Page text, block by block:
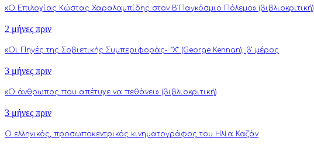
«Ο Επιλοχίας Κώστας Χαραλαμπίδης στον Β΄Παγκόσμιο Πόλεμο» (βιβλιοκριτική)
2 μήνες πριν
«Οι Πηγές της Σοβιετικής Συμπεριφοράς- “Χ” (George Kennan), β’ μέρος
3 μήνες πριν
«Ο άνθρωπος που απέτυχε να πεθάνει» (βιβλιοκριτική)
3 μήνες πριν
Ο ελληνικός, προσωποκεντρικός κινηματογράφος του Ηλία Καζάν